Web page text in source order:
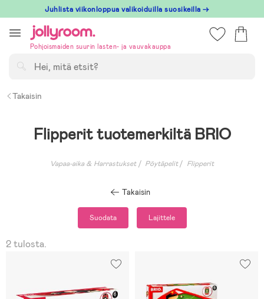
till
innehållet
Juhlista viikonloppua valikoiduilla suosikeilla →
Pohjoismaiden suurin lasten- ja vauvakauppa
Takaisin
Flipperit tuotemerkiltä BRIO
Vapaa-aika & Harrastukset Pöytäpelit Flipperit
Takaisin
Suodata Lajittele
2 tulosta.